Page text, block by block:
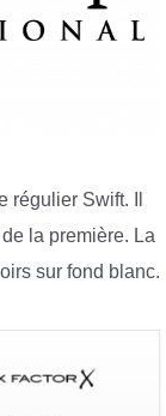
régulier Swift. Il
la première. La
sur fond blanc.